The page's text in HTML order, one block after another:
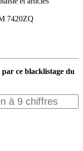
7420ZQ
ce blacklistage du